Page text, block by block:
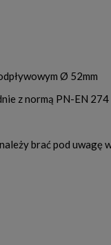
Ø 52mm
z normą PN-EN 274
brać pod uwagę